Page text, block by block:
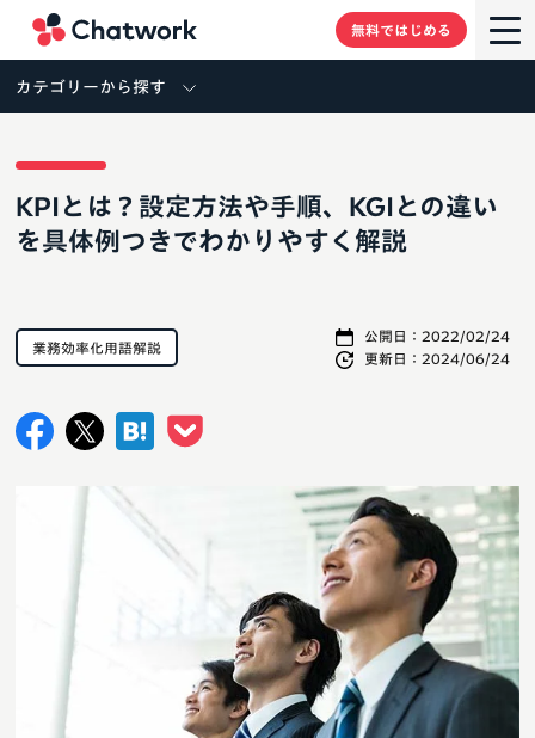
無料ではじめる
カテゴリーから探す
KPIとは？設定方法や手順、KGIとの違い
を具体例つきでわかりやすく解説
公開日： 2022/02/24
更新日： 2024/06/24
業務効率化用語解説